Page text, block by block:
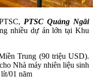
PTSC Quảng Ngãi
nhiều dự án lớn tại Khu
Trung (90 triệu USD).
Nhà máy nhiên liệu sinh
01 năm